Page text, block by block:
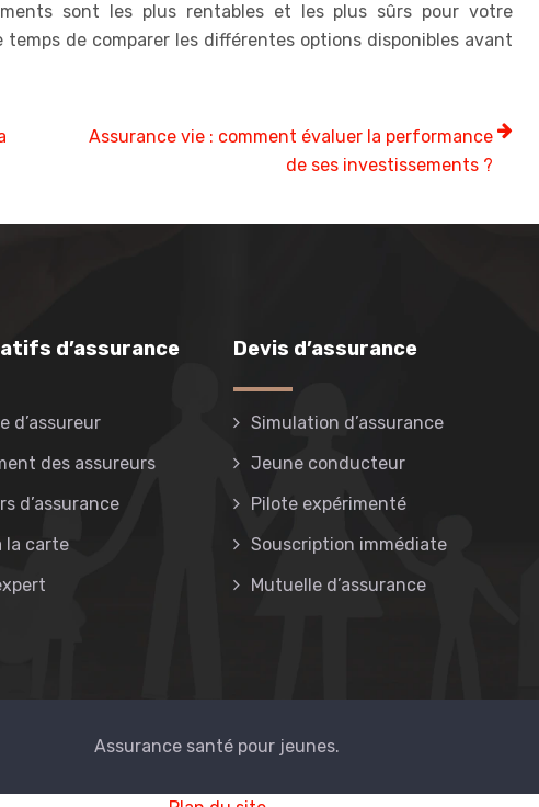
sont les plus rentables et les plus sûrs pour votre
de comparer les différentes options disponibles avant
Assurance vie : comment évaluer la performance
de ses investissements ?
d’assurance
d’assureur
des assureurs
d’assurance
la carte
Devis d’assurance
Simulation d’assurance
Jeune conducteur
Pilote expérimenté
Souscription immédiate
Mutuelle d’assurance
Assurance santé pour jeunes.